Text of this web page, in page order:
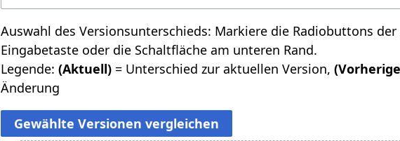
Auswahl des Versionsunterschieds: Markiere die Radiobuttons
Eingabetaste oder die Schaltfläche am unteren Rand.
Legende:(Aktuell) = Unterschied zur aktuellen Version,
Änderung